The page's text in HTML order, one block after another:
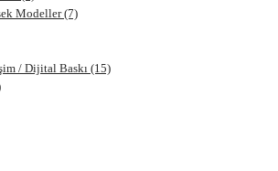
Modeller (7)
/ Dijital Baskı (15)